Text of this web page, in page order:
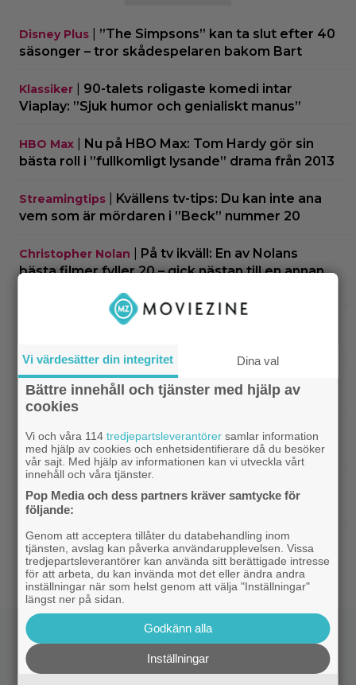
Disney Plus
”The Simpsons” kan ta slut efter 40
säsonger – tror skådespelaren bakom Bart
Klassiker
90-talets roligaste komedi intar
Viaplay: ”Sjuk humor och genialiskt manus”
HBO Max
Nu på HBO Max: Tom Hardy gör sin
bästa roll i ”fullkomligt lysande” drama från 2013
Streamingtips
Kvällens tv-tips: Du kan inte ana
vem som är mördaren i ”Beck” nummer 20
Christopher Nolan
På tv ikväll: En av Nolans
bästa filmer fyller 20 – gick nästan till en annan
På tv ikväll: Edward Norton gjorde sin
Fantasy|Sista säsongen av ”The Witcher”
försenas – släpps 2027
Netflix |Nu på Netflix: Tidlös krigsklassiker från
1961 fick fullpott
Klassiker|
”Hajen” i topp när Empires läsare
korar tidernas 100 bästa filmer
Exklusivt |”Svärtan”-stjärnan Linus Rogsgård om
sina favoritserier: ”En av de bästa…”
Vi värdesätter din integritet Dina val
Bättre innehåll och tjänster med hjälp av
cookies
Vi och våra 114tredjepartsleverantörer samlar information
med hjälp av cookies och enhetsidentifierare då du besöker
vår sajt. Med hjälp av informationen kan vi utveckla vårt
innehåll och våra tjänster.
Pop Media och dess partners kräver samtycke för
följande:
Genom att acceptera tillåter du databehandling inom
tjänsten, avslag kan påverka användarupplevelsen. Vissa
tredjepartsleverantörer kan använda sitt berättigade intresse
för att arbeta, du kan invända mot det eller ändra andra
inställningar när som helst genom att välja "Inställningar"
längst ner på sidan.
Godkänn alla
Inställningar